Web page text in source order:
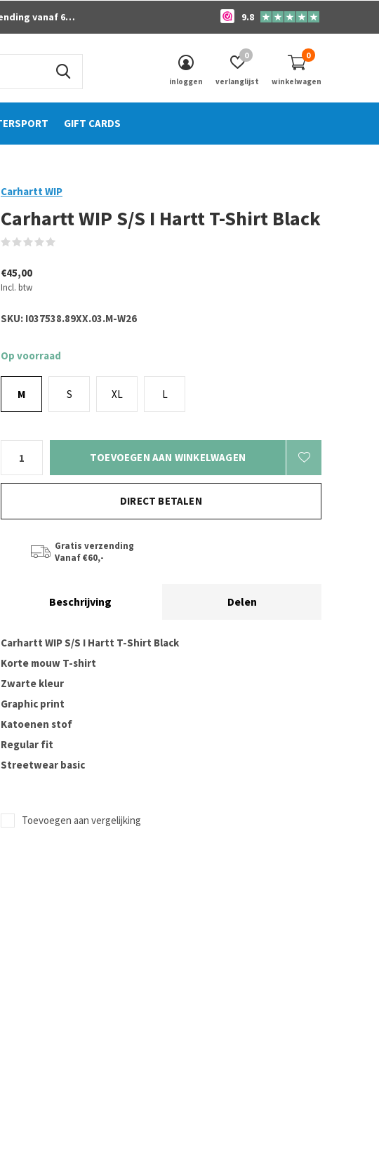
GIFT CARDS
inloggen verlanglijst
0
winkelwagen
0
vanaf 60 euro 9.8
Carhartt WIP
Carhartt WIP S/S I Hartt T-Shirt Black
€45,00
Incl. btw
SKU: I037538.89XX.03.M-W26
Op voorraad
M S XL L
TOEVOEGEN AAN WINKELWAGEN
DIRECT BETALEN
Gratis verzending
Vanaf €60,-
Beschrijving Delen
Carhartt WIP S/S I Hartt T-Shirt Black
Korte mouw T-shirt
Zwarte kleur
Graphic print
Katoenen stof
Regular fit
Streetwear basic
Toevoegen aan vergelijking